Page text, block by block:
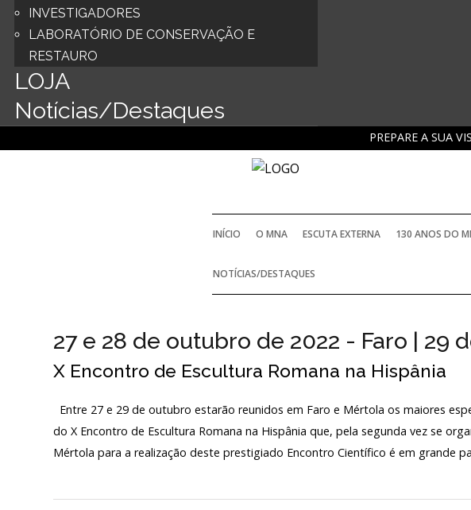
INVESTIGADORES
LABORATÓRIO DE CONSERVAÇÃO E
RESTAURO
LOJA
Notícias/Destaques
PREPARE A SUA
INÍCIO O MNA ESCUTA EXTERNA 130 ANOS DO
NOTÍCIAS/DESTAQUES
27 e 28 de outubro de 2022 - Faro | 29
X Encontro de Escultura Romana na Hispânia
Entre 27 e 29 de outubro estarão reunidos em Faro e Mértola os maiores
do X Encontro de Escultura Romana na Hispânia que, pela segunda vez se
Mértola para a realização deste prestigiado Encontro Científico é em grande